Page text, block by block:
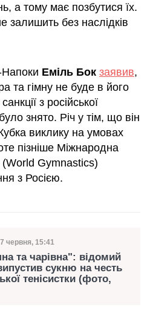
а тому має позбутися їх.
залишить без наслідків
Еміль Бок заявив,
та гімну не буде в його
з російської
знято. Річ у тім, що він
виклику на умовах
пізніше Міжнародна
(World Gymnastics)
з Росією.
публікації
червня, 15:41
та чарівна": відомий
сукню на честь
тенісистки (фото,